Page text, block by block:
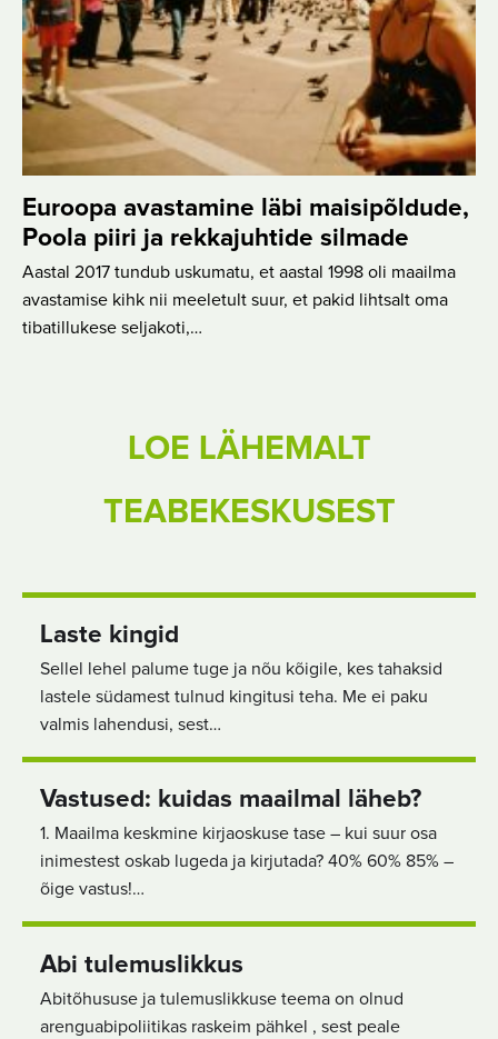
Euroopa avastamine läbi maisipõldude,
Poola piiri ja rekkajuhtide silmade
Aastal 2017 tundub uskumatu, et aastal 1998 oli maailma
avastamise kihk nii meeletult suur, et pakid lihtsalt oma
tibatillukese seljakoti,…
LOE LÄHEMALT
TEABEKESKUSEST
Laste kingid
Sellel lehel palume tuge ja nõu kõigile, kes tahaksid
lastele südamest tulnud kingitusi teha. Me ei paku
valmis lahendusi, sest…
Vastused: kuidas maailmal läheb?
1. Maailma keskmine kirjaoskuse tase – kui suur osa
inimestest oskab lugeda ja kirjutada? 40% 60% 85% –
õige vastus!…
Abi tulemuslikkus
Abitõhususe ja tulemuslikkuse teema on olnud
arenguabipoliitikas raskeim pähkel , sest peale